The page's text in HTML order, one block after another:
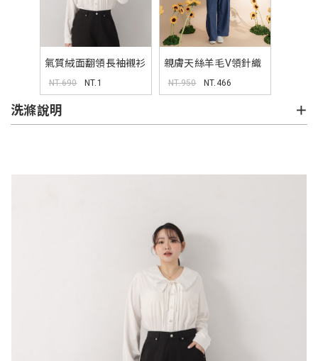
氣質絨面翻領長袖襯衫
MISS
NT.690 NT.1
親膚天絲羊毛V領針織
外套
NT.950 NT.466
洗滌說明